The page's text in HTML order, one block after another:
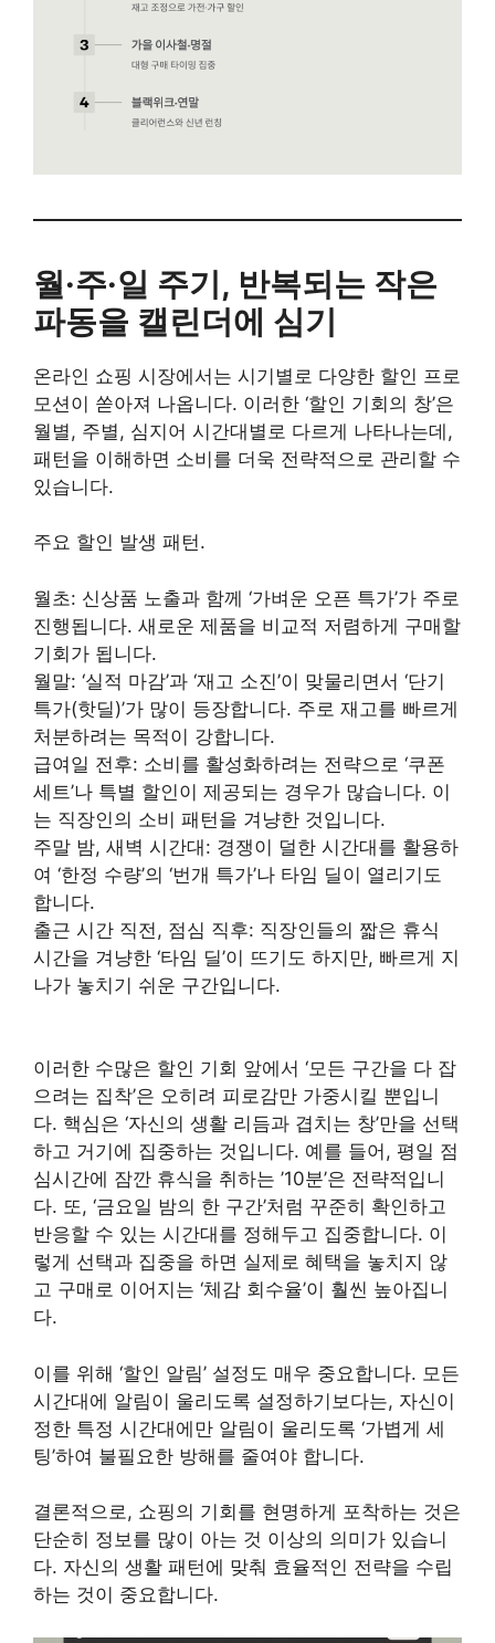
월·주·일 주기, 반복되는 작은
파동을 캘린더에 심기
온라인 쇼핑 시장에서는 시기별로 다양한 할인 프로
모션이 쏟아져 나옵니다. 이러한 ‘할인 기회의 창’은
월별, 주별, 심지어 시간대별로 다르게 나타나는데,
패턴을 이해하면 소비를 더욱 전략적으로 관리할 수
있습니다.
주요 할인 발생 패턴.
월초: 신상품 노출과 함께 ‘가벼운 오픈 특가’가 주로
진행됩니다. 새로운 제품을 비교적 저렴하게 구매할
기회가 됩니다.
월말: ‘실적 마감’과 ‘재고 소진’이 맞물리면서 ‘단기
특가(핫딜)’가 많이 등장합니다. 주로 재고를 빠르게
처분하려는 목적이 강합니다.
급여일 전후: 소비를 활성화하려는 전략으로 ‘쿠폰
세트’나 특별 할인이 제공되는 경우가 많습니다. 이
는 직장인의 소비 패턴을 겨냥한 것입니다.
주말 밤, 새벽 시간대: 경쟁이 덜한 시간대를 활용하
여 ‘한정 수량’의 ‘번개 특가’나 타임 딜이 열리기도
합니다.
출근 시간 직전, 점심 직후: 직장인들의 짧은 휴식
시간을 겨냥한 ‘타임 딜’이 뜨기도 하지만, 빠르게 지
나가 놓치기 쉬운 구간입니다.
이러한 수많은 할인 기회 앞에서 ‘모든 구간을 다 잡
으려는 집착’은 오히려 피로감만 가중시킬 뿐입니
다. 핵심은 ‘자신의 생활 리듬과 겹치는 창’만을 선택
하고 거기에 집중하는 것입니다. 예를 들어, 평일 점
심시간에 잠깐 휴식을 취하는 ’10분’은 전략적입니
다. 또, ‘금요일 밤의 한 구간’처럼 꾸준히 확인하고
반응할 수 있는 시간대를 정해두고 집중합니다. 이
렇게 선택과 집중을 하면 실제로 혜택을 놓치지 않
고 구매로 이어지는 ‘체감 회수율’이 훨씬 높아집니
다.
이를 위해 ‘할인 알림’ 설정도 매우 중요합니다. 모든
시간대에 알림이 울리도록 설정하기보다는, 자신이
정한 특정 시간대에만 알림이 울리도록 ‘가볍게 세
팅’하여 불필요한 방해를 줄여야 합니다.
결론적으로, 쇼핑의 기회를 현명하게 포착하는 것은
단순히 정보를 많이 아는 것 이상의 의미가 있습니
다. 자신의 생활 패턴에 맞춰 효율적인 전략을 수립
하는 것이 중요합니다.